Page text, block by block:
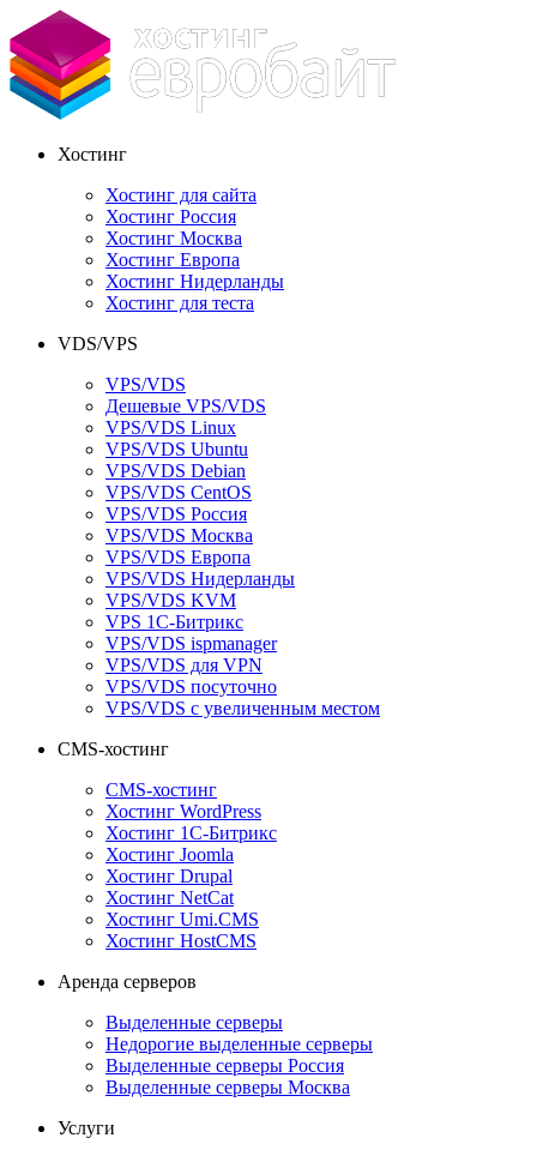
Хостинг
Хостинг для сайта
Хостинг Россия
Хостинг Москва
Хостинг Европа
Хостинг Нидерланды
Хостинг для теста
VDS/VPS
VPS/VDS
Дешевые VPS/VDS
VPS/VDS Linux
VPS/VDS Ubuntu
VPS/VDS Debian
VPS/VDS CentOS
VPS/VDS Россия
VPS/VDS Москва
VPS/VDS Европа
VPS/VDS Нидерланды
VPS/VDS KVM
VPS 1С-Битрикс
VPS/VDS ispmanager
VPS/VDS для VPN
VPS/VDS посуточно
VPS/VDS с увеличенным местом
CMS-хостинг
CMS-хостинг
Хостинг WordPress
Хостинг 1С-Битрикс
Хостинг Joomla
Хостинг Drupal
Хостинг NetCat
Хостинг Umi.CMS
Хостинг HostCMS
Аренда серверов
Выделенные серверы
Недорогие выделенные серверы
Выделенные серверы Россия
Выделенные серверы Москва
Услуги